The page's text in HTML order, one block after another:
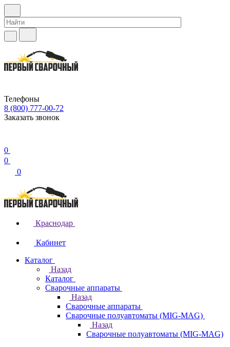
Телефоны
8 (800) 777-00-72
Заказать звонок
0
0
0
Краснодар
Кабинет
Каталог
Назад
Каталог
Сварочные аппараты
Назад
Сварочные аппараты
Сварочные полуавтоматы (MIG-MAG)
Назад
Сварочные полуавтоматы (MIG-MAG)